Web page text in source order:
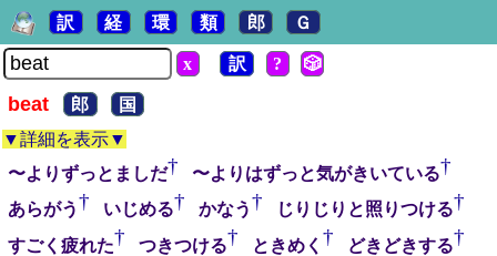
訳 経 環 類 郎 Ｇ
x 訳 ? 🎲
beat 郎
国
▼詳細を表示▼
〜よりずっとましだ† 〜よりはずっと気がきいている†
あらがう† いじめる† かなう† じりじりと照りつける†
すごく疲れた† つきつける† ときめく † どきどきする†